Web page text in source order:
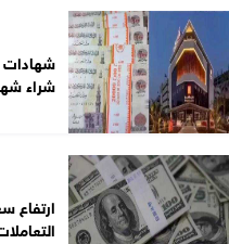
شراء
ارتفاع